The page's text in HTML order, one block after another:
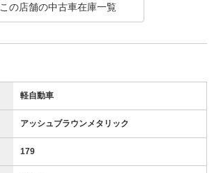
この店舗の中古車在庫一覧
軽自動車
アッシュブラウンメタリック
179